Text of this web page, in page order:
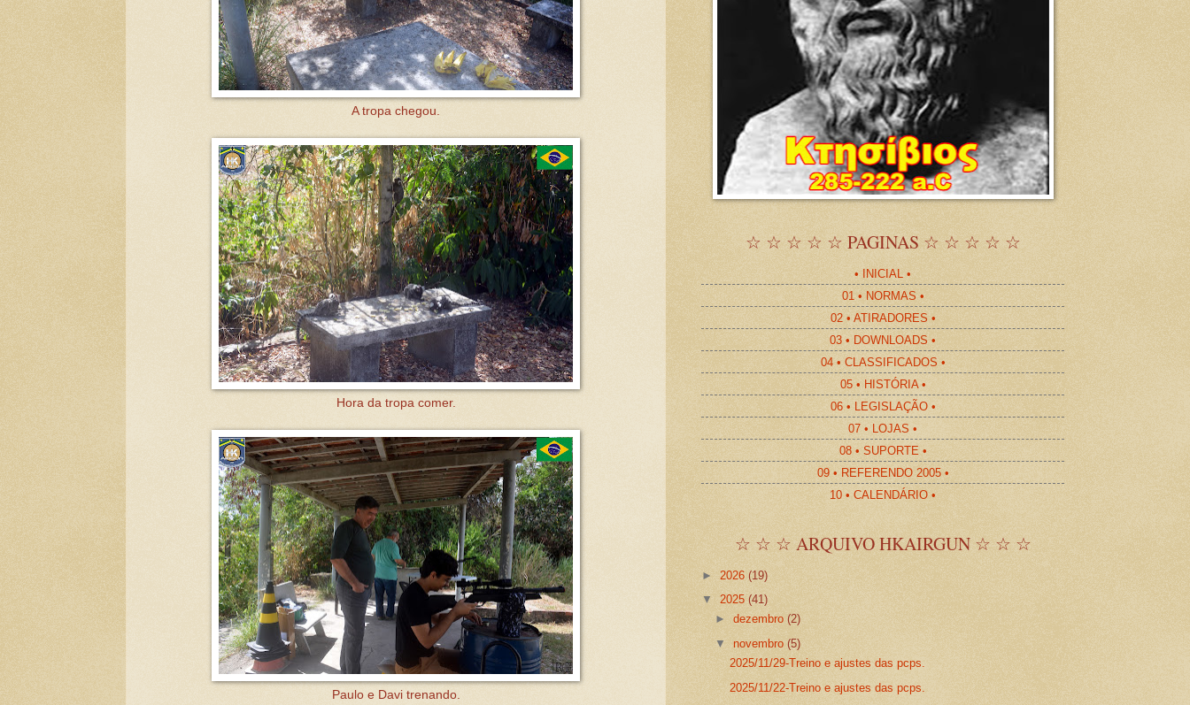
A tropa chegou.
Hora da tropa comer.
Paulo e Davi trenando.
☆ ☆ ☆ ☆ ☆ PAGINAS ☆ ☆ ☆ ☆ ☆
• INICIAL •
01 • NORMAS •
02 • ATIRADORES •
03 • DOWNLOADS •
04 • CLASSIFICADOS •
05 • HISTÓRIA •
06 • LEGISLAÇÃO •
07 • LOJAS •
08 • SUPORTE •
09 • REFERENDO 2005 •
10 • CALENDÁRIO •
☆ ☆ ☆ ARQUIVO HKAIRGUN ☆ ☆ ☆
► 2026 (19)
▼ 2025 (41)
►dezembro(2)
▼ novembro(5)
2025/11/29-Treino e ajustes das pcps.
2025/11/22-Treino e ajustes das pcps.